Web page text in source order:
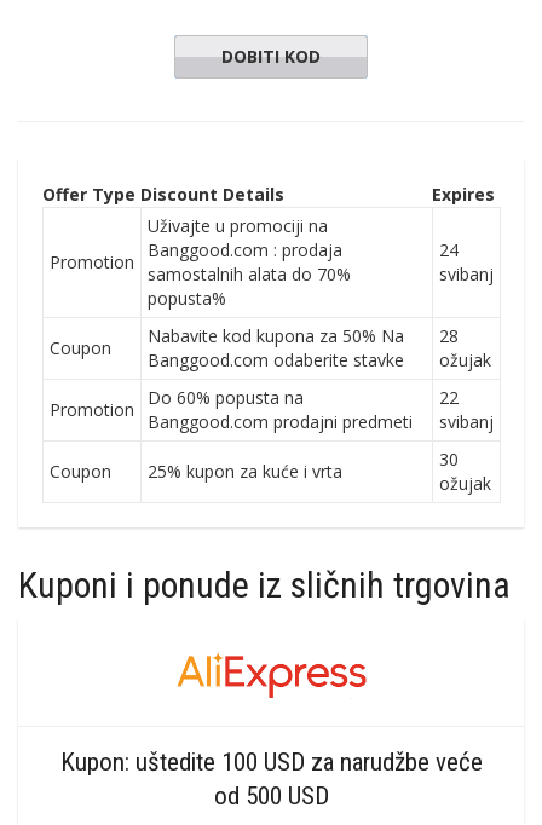
ODE1573
DOBITI KOD
Offer Type Discount Details Expires
Promotion
Uživajte u promociji na
Banggood.com : prodaja
samostalnih alata do 70%
popusta%
24
svibanj
Coupon
Nabavite kod kupona za 50% Na
Banggood.com odaberite stavke
28
ožujak
Promotion
Do 60% popusta na
Banggood.com prodajni predmeti
22
svibanj
Coupon 25% kupon za kuće i vrta
30
ožujak
Kuponi i ponude iz sličnih trgovina
Kupon: uštedite 100 USD za narudžbe veće
od 500 USD